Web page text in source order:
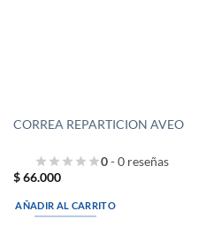
CORREA REPARTICION AVEO
0- 0 reseñas
$66.000
AÑADIR AL CARRITO